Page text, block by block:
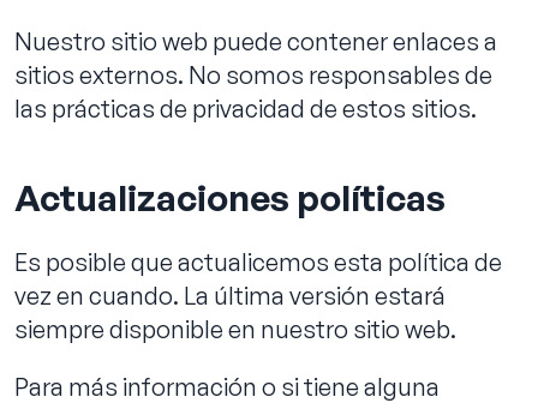
Nuestro sitio web puede contener enlaces a
sitios externos. No somos responsables de
las prácticas de privacidad de estos sitios.
Actualizaciones políticas
Es posible que actualicemos esta política de
vez en cuando. La última versión estará
siempre disponible en nuestro sitio web.
Para más información o si tiene alguna